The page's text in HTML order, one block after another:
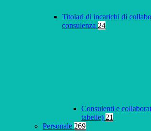
Titolari di incarichi di
consulenza 24
Consulenti e
tabelle) 21
Personale 269